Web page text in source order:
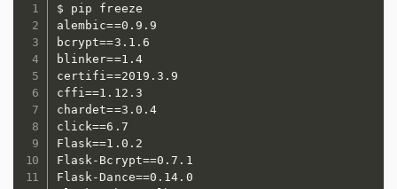
$ pip freeze
alembic==0.9.9
bcrypt==3.1.6
blinker==1.4
certifi==2019.3.9
cffi==1.12.3
chardet==3.0.4
click==6.7
Flask==1.0.2
Flask-Bcrypt==0.7.1
Flask-Dance==0.14.0